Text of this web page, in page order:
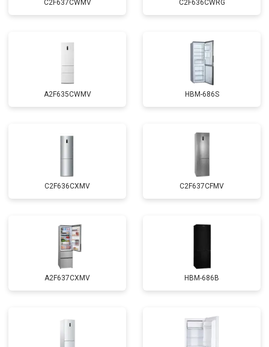
C2F637CWMV C2F636CWRG
A2F635CWMV HBM-686S
C2F636CXMV C2F637CFMV
A2F637CXMV HBM-686B